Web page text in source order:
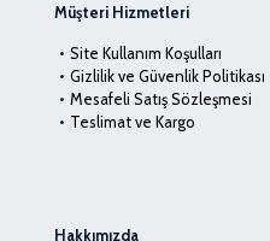
Müşteri Hizmetleri
Site Kullanım Koşulları
Gizlilik ve Güvenlik Politikası
Mesafeli Satış Sözleşmesi
Teslimat ve Kargo
Hakkımızda